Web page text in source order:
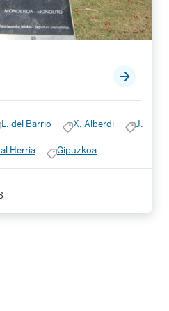
L. del Barrio X. Alberdi
J.
Herria Gipuzkoa